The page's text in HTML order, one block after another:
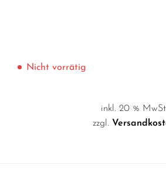
Nicht vorrätig
inkl. 20 %
zzgl.